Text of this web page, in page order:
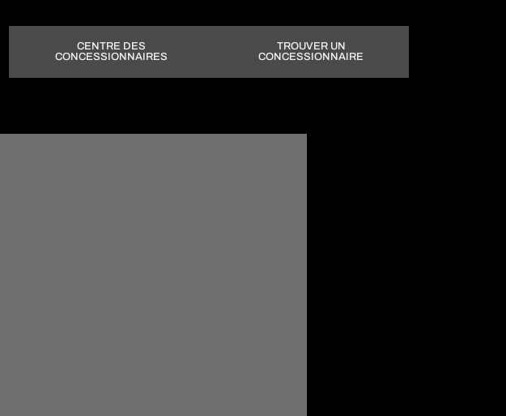
CENTRE DES
CONCESSIONNAIRES
TROUVER UN
CONCESSIONNAIRE